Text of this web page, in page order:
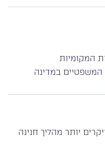
המקומיות
במדינה
יותר מהליך חנינה